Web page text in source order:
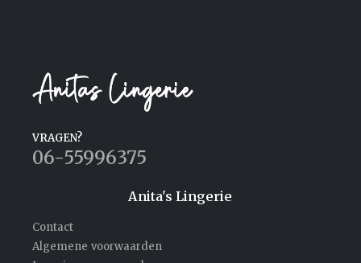
VRAGEN?
06-55996375
Anita's Lingerie
Contact
Algemene voorwaarden